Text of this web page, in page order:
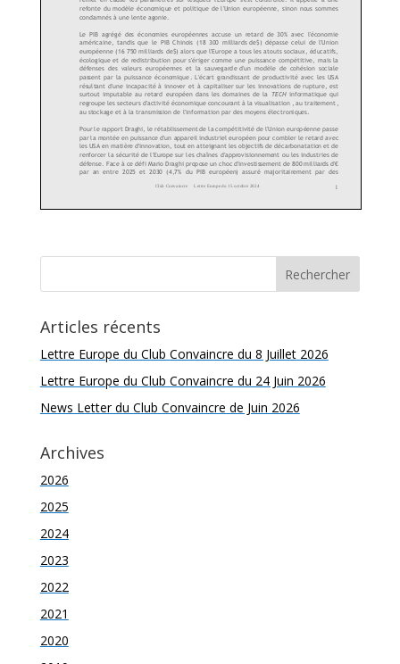
Articles récents
Lettre Europe du Club Convaincre du 8 Juillet 2026
Lettre Europe du Club Convaincre du 24 Juin 2026
News Letter du Club Convaincre de Juin 2026
Archives
2026
2025
2024
2023
2022
2021
2020